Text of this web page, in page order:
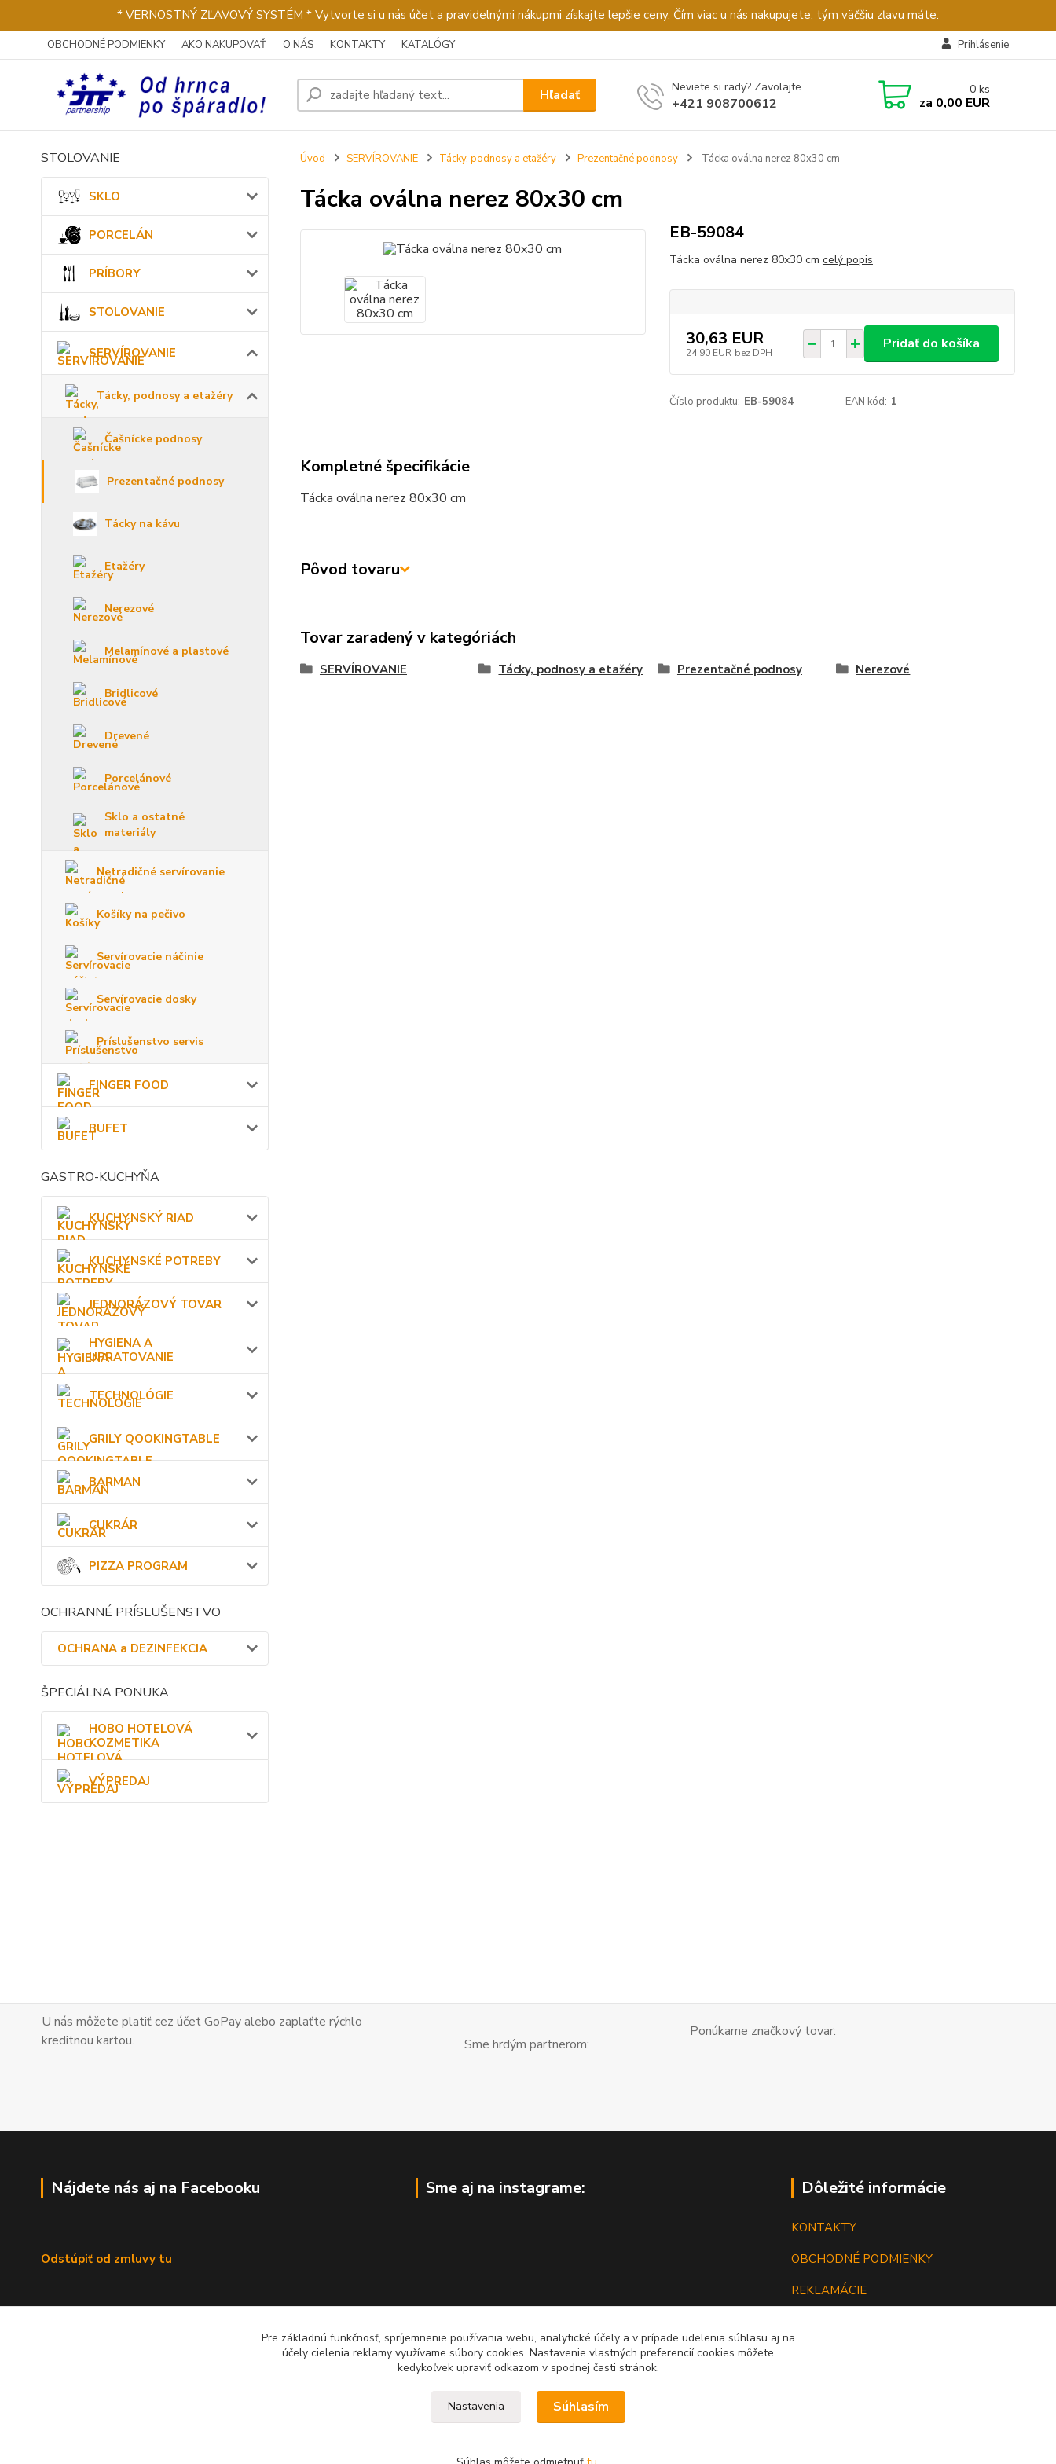
* VERNOSTNÝ ZĽAVOVÝ SYSTÉM * Vytvorte si u nás účet a pravidelnými nákupmi získajte lepšie ceny. Čím viac u nás nakupujete, tým väčšiu zľavu máte.
OBCHODNÉ PODMIENKY AKO NAKUPOVAŤ O NÁS KONTAKTY KATALÓGY Prihlásenie
Hľadať Neviete si rady? Zavolajte.
+421 908700612
0 ks
za 0,00 EUR
STOLOVANIE
SKLO
PORCELÁN
PRÍBORY
STOLOVANIE
SERVÍROVANIE
Tácky, podnosy a etažéry
Čašnícke podnosy
Prezentačné podnosy
Tácky na kávu
Etažéry
Nerezové
Melamínové a plastové
Bridlicové
Drevené
Porcelánové
Sklo a ostatné
materiály
Netradičné servírovanie
Košíky na pečivo
Servírovacie náčinie
Servírovacie dosky
Príslušenstvo servis
FINGER FOOD
BUFET
GASTRO-KUCHYŇA
KUCHYNSKÝ RIAD
KUCHYNSKÉ POTREBY
JEDNORÁZOVÝ TOVAR
HYGIENA A
UPRATOVANIE
TECHNOLÓGIE
GRILY QOOKINGTABLE
BARMAN
CUKRÁR
PIZZA PROGRAM
OCHRANNÉ PRÍSLUŠENSTVO
OCHRANA a DEZINFEKCIA
ŠPECIÁLNA PONUKA
HOBO HOTELOVÁ
KOZMETIKA
VÝPREDAJ
Úvod SERVÍROVANIE Tácky, podnosy a etažéry Prezentačné podnosy Tácka oválna nerez 80x30 cm
Tácka oválna nerez 80x30 cm
EB-59084
Tácka oválna nerez 80x30 cm celý popis
30,63 EUR
24,90 EUR bez DPH
Pridať do košíka
Číslo produktu: EB-59084 EAN kód: 1
Kompletné špecifikácie
Tácka oválna nerez 80x30 cm
Pôvod tovaru
Tovar zaradený v kategóriách
SERVÍROVANIE Tácky, podnosy a etažéry Prezentačné podnosy Nerezové
U nás môžete platiť cez účet GoPay alebo zaplaťte rýchlo
kreditnou kartou.
Sme hrdým partnerom:
Ponúkame značkový tovar:
Nájdete nás aj na Facebooku
Odstúpiť od zmluvy tu
Sme aj na instagrame: Dôležité informácie
KONTAKTY
OBCHODNÉ PODMIENKY
REKLAMÁCIE
Pre základnú funkčnosť, spríjemnenie používania webu, analytické účely a v prípade udelenia súhlasu aj na
účely cielenia reklamy využívame súbory cookies. Nastavenie vlastných preferencií cookies môžete
kedykoľvek upraviť odkazom v spodnej časti stránok.
Nastavenia Súhlasím